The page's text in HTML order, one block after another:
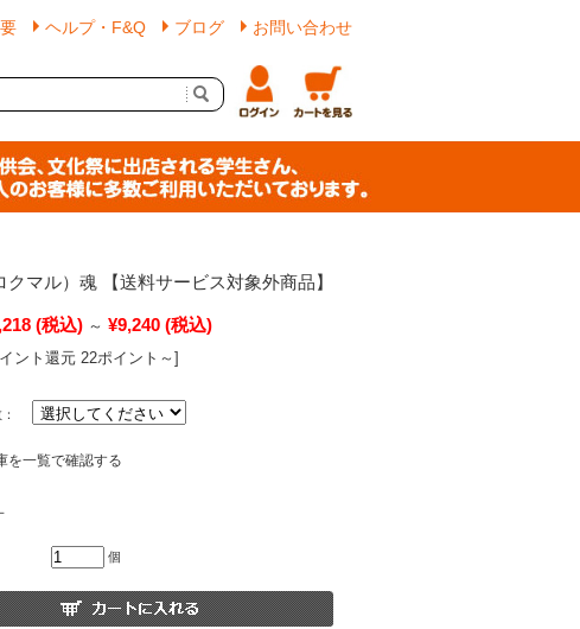
ヘルプ・F&Q ブログ お問い合わせ
クマル）魂 【送料サービス対象外商品】
(税込) ～ ¥9,240 (税込)
ント還元 22ポイント～]
を一覧で確認する
個